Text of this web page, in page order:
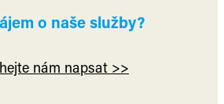
o naše služby?
nám napsat >>